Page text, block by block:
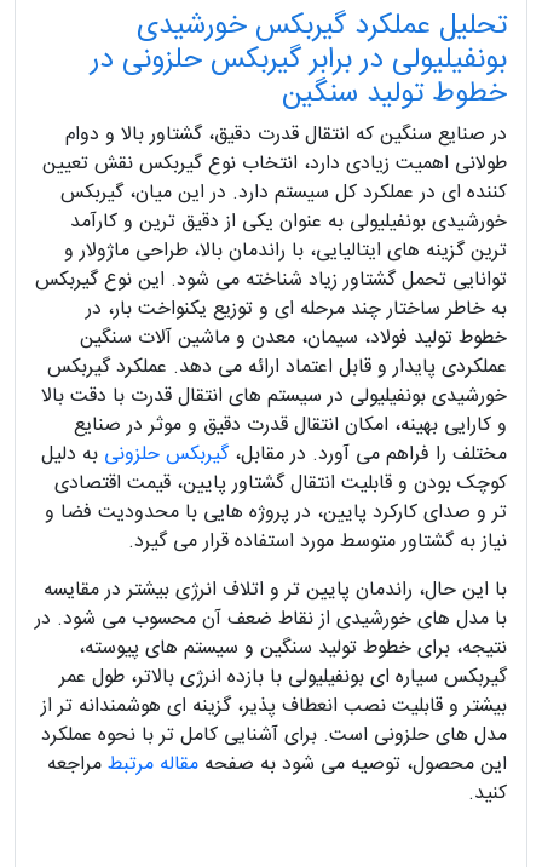
تحلیل عملکرد گیربکس خورشیدی
بونفیلیولی در برابر گیربکس حلزونی در
خطوط تولید سنگین
در صنایع سنگین که انتقال قدرت دقیق، گشتاور بالا و دوام
طولانی اهمیت زیادی دارد، انتخاب نوع گیربکس نقش تعیین
کننده ای در عملکرد کل سیستم دارد. در این میان، گیربکس
خورشیدی بونفیلیولی به عنوان یکی از دقیق ترین و کارآمد
ترین گزینه های ایتالیایی، با راندمان بالا، طراحی ماژولار و
توانایی تحمل گشتاور زیاد شناخته می شود. این نوع گیربکس
به خاطر ساختار چند مرحله ای و توزیع یکنواخت بار، در
خطوط تولید فولاد، سیمان، معدن و ماشین آلات سنگین
عملکردی پایدار و قابل اعتماد ارائه می دهد. عملکرد گیربکس
خورشیدی بونفیلیولی در سیستم های انتقال قدرت با دقت بالا
و کارایی بهینه، امکان انتقال قدرت دقیق و موثر در صنایع
مختلف را فراهم می آورد. در مقابل،گیربکس حلزونی به دلیل
کوچک بودن و قابلیت انتقال گشتاور پایین، قیمت اقتصادی
تر و صدای کارکرد پایین، در پروژه هایی با محدودیت فضا و
نیاز به گشتاور متوسط مورد استفاده قرار می گیرد.
با این حال، راندمان پایین تر و اتلاف انرژی بیشتر در مقایسه
با مدل های خورشیدی از نقاط ضعف آن محسوب می شود. در
نتیجه، برای خطوط تولید سنگین و سیستم های پیوسته،
گیربکس سیاره ای بونفیلیولی با بازده انرژی بالاتر، طول عمر
بیشتر و قابلیت نصب انعطاف پذیر، گزینه ای هوشمندانه تر از
مدل های حلزونی است. برای آشنایی کامل تر با نحوه عملکرد
این محصول، توصیه می شود به صفحه مقاله مرتبطمراجعه
کنید.